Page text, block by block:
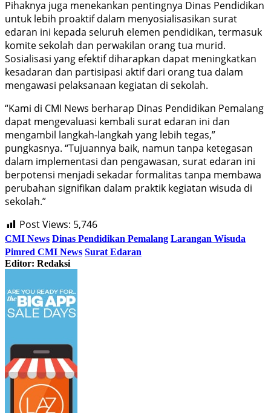
Pihaknya juga menekankan pentingnya Dinas Pendidikan
untuk lebih proaktif dalam menyosialisasikan surat
edaran ini kepada seluruh elemen pendidikan, termasuk
komite sekolah dan perwakilan orang tua murid.
Sosialisasi yang efektif diharapkan dapat meningkatkan
kesadaran dan partisipasi aktif dari orang tua dalam
mengawasi pelaksanaan kegiatan di sekolah.
“Kami di CMI News berharap Dinas Pendidikan Pemalang
dapat mengevaluasi kembali surat edaran ini dan
mengambil langkah-langkah yang lebih tegas,”
pungkasnya. “Tujuannya baik, namun tanpa ketegasan
dalam implementasi dan pengawasan, surat edaran ini
berpotensi menjadi sekadar formalitas tanpa membawa
perubahan signifikan dalam praktik kegiatan wisuda di
sekolah.”
Post Views: 5,746
CMI News Dinas Pendidikan Pemalang Larangan Wisuda
Pimred CMI News Surat Edaran
Editor: Redaksi